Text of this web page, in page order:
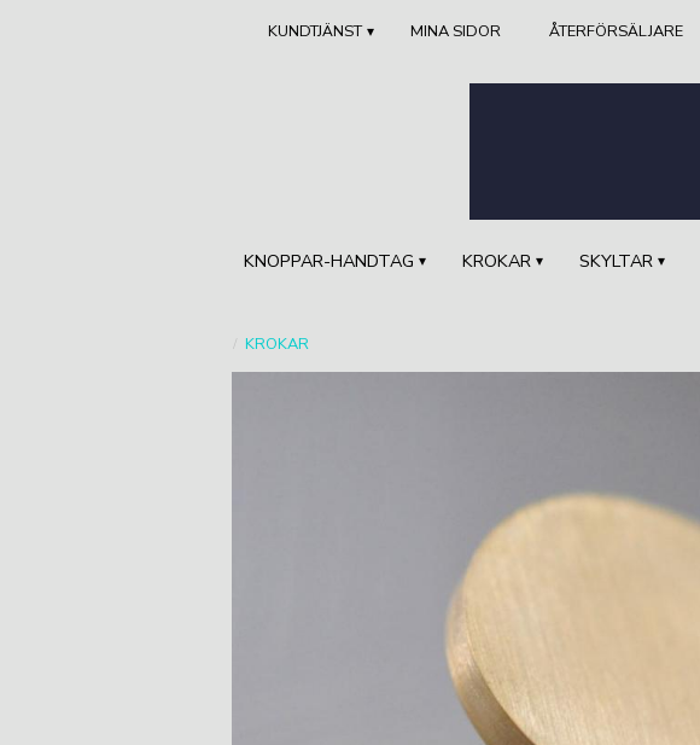
ÅTERFÖRSÄLJARE
MINA SIDOR
KUNDTJÄNST
KNOPPAR-HANDTAG KROKAR SKYLTAR
KROKAR